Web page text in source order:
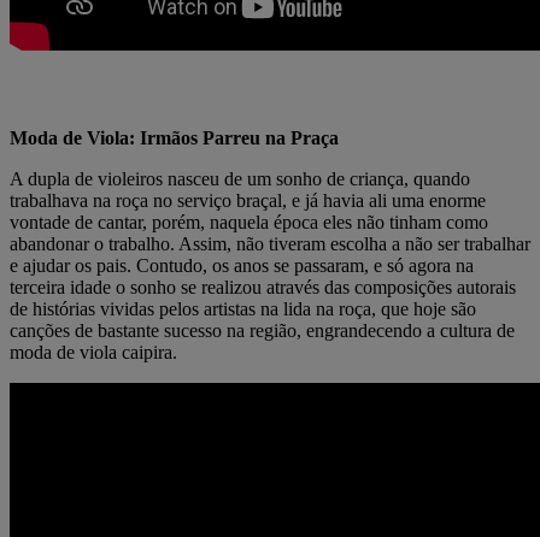
Moda de Viola: Irmãos Parreu na Praça
A dupla de violeiros nasceu de um sonho de criança, quando
trabalhava na roça no serviço braçal, e já havia ali uma enorme
vontade de cantar, porém, naquela época eles não tinham como
abandonar o trabalho. Assim, não tiveram escolha a não ser trabalhar
e ajudar os pais. Contudo, os anos se passaram, e só agora na
terceira idade o sonho se realizou através das composições autorais
de histórias vividas pelos artistas na lida na roça, que hoje são
canções de bastante sucesso na região, engrandecendo a cultura de
moda de viola caipira.